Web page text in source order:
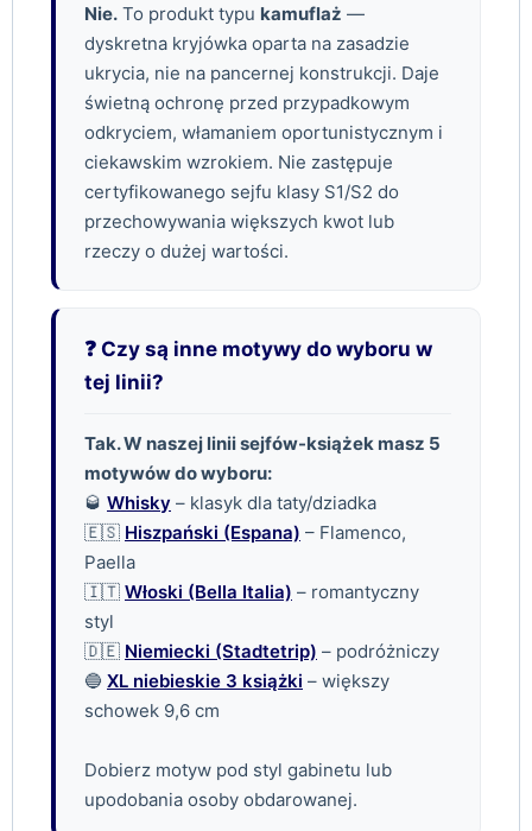
Nie. To produkt typu kamuflaż —
dyskretna kryjówka oparta na zasadzie
ukrycia, nie na pancernej konstrukcji. Daje
świetną ochronę przed przypadkowym
odkryciem, włamaniem oportunistycznym i
ciekawskim wzrokiem. Nie zastępuje
certyfikowanego sejfu klasy S1/S2 do
przechowywania większych kwot lub
rzeczy o dużej wartości.
❓ Czy są inne motywy do wyboru w
tej linii?
Tak. W naszej linii sejfów-książek masz 5
motywów do wyboru:
🥃 Whisky – klasyk dla taty/dziadka
🇪🇸 Hiszpański (Espana) – Flamenco,
Paella
🇮🇹 Włoski (Bella Italia) – romantyczny
styl
🇩🇪 Niemiecki (Stadtetrip) – podróżniczy
🔵 XL niebieskie 3 książki – większy
schowek 9,6 cm
Dobierz motyw pod styl gabinetu lub
upodobania osoby obdarowanej.